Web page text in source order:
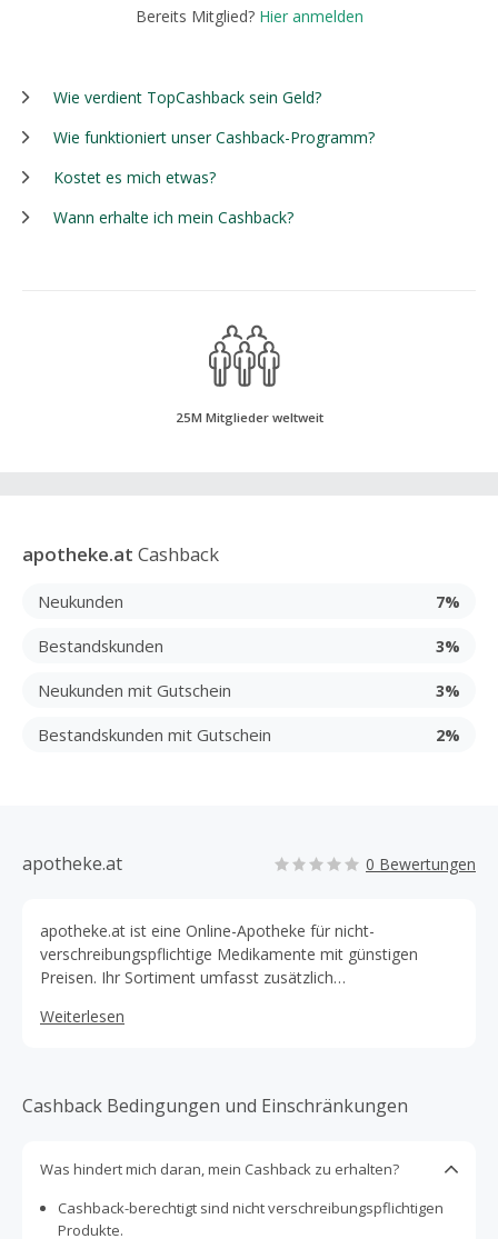
Bereits Mitglied? Hier anmelden
Wie verdient TopCashback sein Geld?
Wie funktioniert unser Cashback-Programm?
Kostet es mich etwas?
Wann erhalte ich mein Cashback?
25M Mitglieder weltweit
apotheke.at Cashback
Neukunden 7%
Bestandskunden 3%
Neukunden mit Gutschein 3%
Bestandskunden mit Gutschein 2%
apotheke.at 0 Bewertungen
apotheke.at ist eine Online-Apotheke für nicht-
verschreibungspflichtige Medikamente mit günstigen
Preisen. Ihr Sortiment umfasst zusätzlich
Wellnessprodukte.
Weiterlesen
Cashback Bedingungen und Einschränkungen
Was hindert mich daran, mein Cashback zu erhalten?
Cashback-berechtigt sind nicht verschreibungspflichtigen
Produkte.